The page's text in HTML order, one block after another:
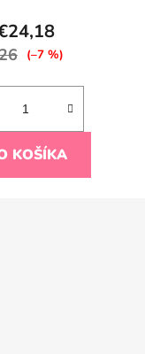
(–7 %)
KOŠÍKA